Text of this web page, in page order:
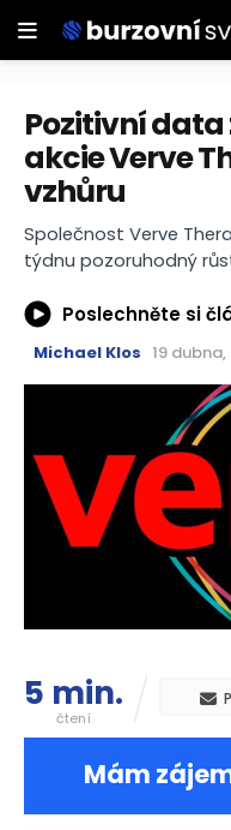
Pozitivní
akcie Verve
vzhůru
Společnost Verve
týdnu pozoruhodný
Poslechněte si
Michael Klos 19
5 min.
čtení
Mám